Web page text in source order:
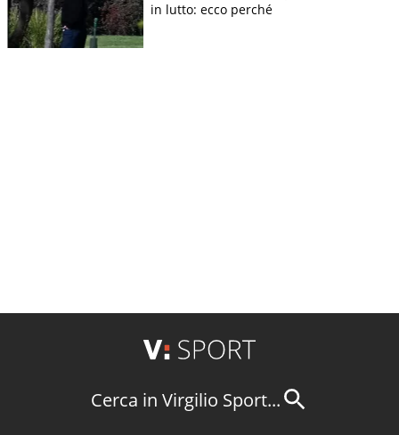
in lutto: ecco perché
Cerca in Virgilio Sport...